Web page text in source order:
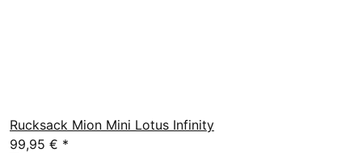
Rucksack Mion Mini Lotus Infinity
99,95 € *